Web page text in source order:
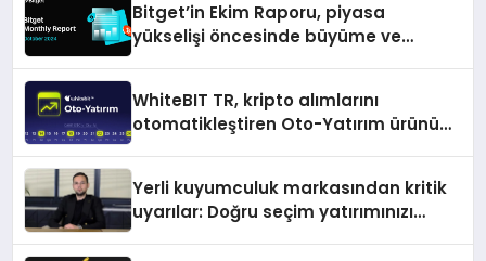
Bitget’in Ekim Raporu, piyasa
yükselişi öncesinde büyüme ve
WhiteBIT TR, kripto alımlarını
otomatikleştiren Oto-Yatırım ürününü
Yerli kuyumculuk markasından kritik
uyarılar: Doğru seçim yatırımınızı